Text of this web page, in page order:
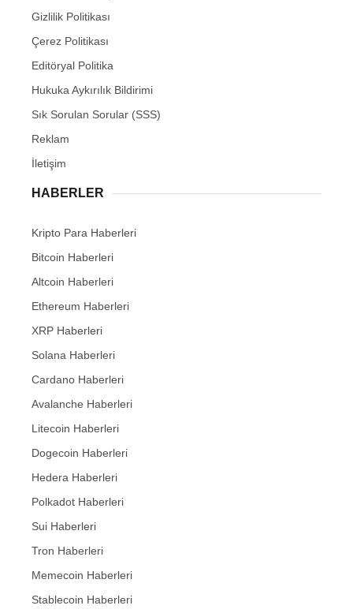
Gizlilik Politikası
Çerez Politikası
Editöryal Politika
Hukuka Aykırılık Bildirimi
Sık Sorulan Sorular (SSS)
Reklam
İletişim
HABERLER
Kripto Para Haberleri
Bitcoin Haberleri
Altcoin Haberleri
Ethereum Haberleri
XRP Haberleri
Solana Haberleri
Cardano Haberleri
Avalanche Haberleri
Litecoin Haberleri
Dogecoin Haberleri
Hedera Haberleri
Polkadot Haberleri
Sui Haberleri
Tron Haberleri
Memecoin Haberleri
Stablecoin Haberleri